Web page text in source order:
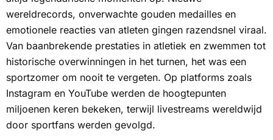
wereldrecords, onverwachte gouden medailles en
emotionele reacties van atleten gingen razendsnel viraal.
Van baanbrekende prestaties in atletiek en zwemmen tot
historische overwinningen in het turnen, het was een
sportzomer om nooit te vergeten. Op platforms zoals
Instagram en YouTube werden de hoogtepunten
miljoenen keren bekeken, terwijl livestreams wereldwijd
door sportfans werden gevolgd.